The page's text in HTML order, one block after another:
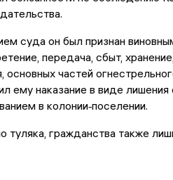
суда он был признан
передача, сбыт,
основных частей
ему наказание в виде
в колонии‑поселении.
туляка, гражданства также